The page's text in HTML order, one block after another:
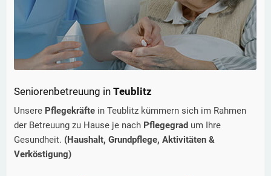
Seniorenbetreuung in Teublitz
Unsere Pflegekräfte in Teublitz kümmern sich im Rahmen
der Betreuung zu Hause je nach Pflegegrad um Ihre
Gesundheit. (Haushalt, Grundpflege, Aktivitäten &
Verköstigung)